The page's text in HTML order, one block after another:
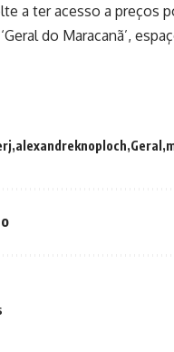
a ter acesso a preços
do Maracanã’,
alexandreknoploch Geral